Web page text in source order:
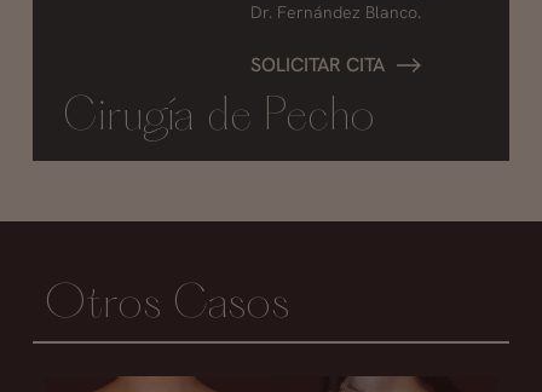
Dr. Fernández Blanco.
SOLICITAR CITA
Cirugía de Pecho
Otros Casos